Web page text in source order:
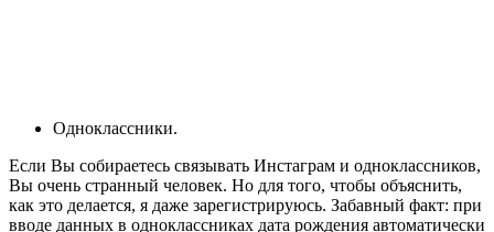
Одноклассники.
Если Вы собираетесь связывать Инстаграм и одноклассников,
Вы очень странный человек. Но для того, чтобы объяснить,
как это делается, я даже зарегистрируюсь. Забавный факт: при
вводе данных в одноклассниках дата рождения автоматически